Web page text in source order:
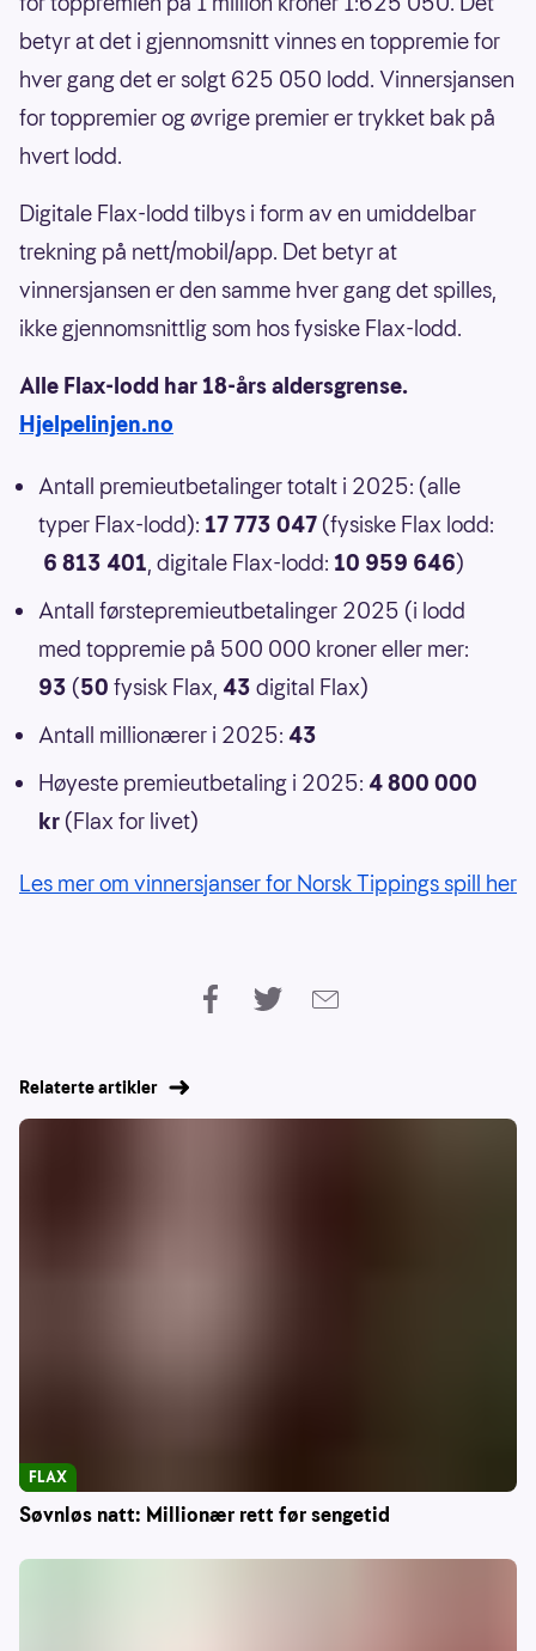
betyr at det i gjennomsnitt vinnes en toppremie for
hver gang det er solgt 625 050 lodd. Vinnersjansen
for toppremier og øvrige premier er trykket bak på
hvert lodd.
Digitale Flax-lodd tilbys i form av en umiddelbar
trekning på nett/mobil/app. Det betyr at
vinnersjansen er den samme hver gang det spilles,
ikke gjennomsnittlig som hos fysiske Flax-lodd.
Alle Flax-lodd har 18-års aldersgrense.
Hjelpelinjen.no
Antall premieutbetalinger totalt i 2025: (alle
typer Flax-lodd): 17 773 047 (fysiske Flax lodd:
6 813 401, digitale Flax-lodd: 10 959 646)
Antall førstepremieutbetalinger 2025 (i lodd
med toppremie på 500 000 kroner eller mer:
93 (50 fysisk Flax, 43 digital Flax)
Antall millionærer i 2025: 43
Høyeste premieutbetaling i 2025: 4 800 000
kr (Flax for livet)
Les mer om vinnersjanser for Norsk Tippings spill her
Relaterte artikler
Søvnløs natt: Millionær rett før sengetid
FLAX